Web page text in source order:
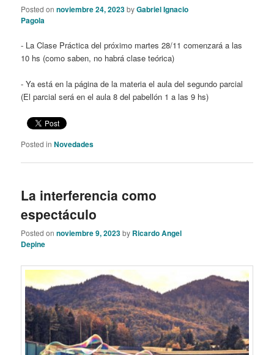
Posted onnoviembre 24, 2023byGabriel Ignacio
Pagola
- La Clase Práctica del próximo martes 28/11 comenzará a las
10 hs (como saben, no habrá clase teórica)
- Ya está en la página de la materia el aula del segundo parcial
(El parcial será en el aula 8 del pabellón 1 a las 9 hs)
Posted in Novedades
La interferencia como
espectáculo
Posted onnoviembre 9, 2023by Ricardo Angel
Depine